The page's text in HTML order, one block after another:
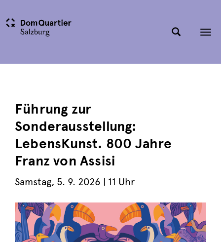
Führung zur
Sonderausstellung:
LebensKunst. 800 Jahre
Franz von Assisi
Samstag, 5. 9. 2026 | 11 Uhr